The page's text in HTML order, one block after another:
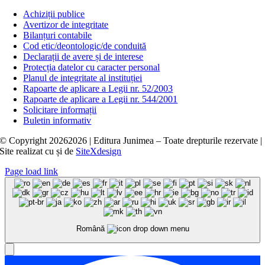
Achiziții publice
Avertizor de integritate
Bilanțuri contabile
Cod etic/deontologic/de conduită
Declarații de avere și de interese
Protecția datelor cu caracter personal
Planul de integritate al instituției
Rapoarte de aplicare a Legii nr. 52/2003
Rapoarte de aplicare a Legii nr. 544/2001
Solicitare informații
Buletin informativ
© Copyright 20262026 | Editura Junimea – Toate drepturile rezervate |
Site realizat cușide SiteXdesign
Page load link
Română